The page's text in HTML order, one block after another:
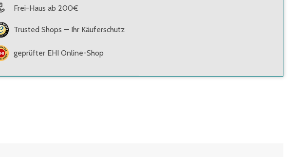
Frei-Haus ab 200€
Trusted Shops — Ihr Käuferschutz
geprüfter EHI Online-Shop